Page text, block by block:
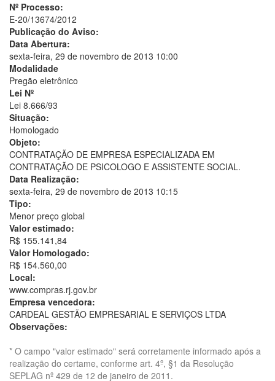
Nº Processo:
E-20/13674/2012
Publicação do Aviso:
Data Abertura:
sexta-feira, 29 de novembro de 2013 10:00
Modalidade
Pregão eletrônico
Lei Nº
Lei 8.666/93
Situação:
Homologado
Objeto:
CONTRATAÇÃO DE EMPRESA ESPECIALIZADA EM
CONTRATAÇÃO DE PSICOLOGO E ASSISTENTE SOCIAL.
Data Realização:
sexta-feira, 29 de novembro de 2013 10:15
Tipo:
Menor preço global
Valor estimado:
R$ 155.141,84
Valor Homologado:
R$ 154.560,00
Local:
www.compras.rj.gov.br
Empresa vencedora:
CARDEAL GESTÃO EMPRESARIAL E SERVIÇOS LTDA
Observações:
* O campo "valor estimado" será corretamente informado após a
realização do certame, conforme art. 4º, §1 da Resolução
SEPLAG nº 429 de 12 de janeiro de 2011.